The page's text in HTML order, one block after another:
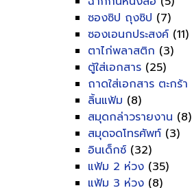
ซองซิป ถุงซิป (7)
ซองเอนกประสงค์ (11)
ตาไก่พลาสติก (3)
ตู้ใส่เอกสาร (25)
ถาดใส่เอกสาร ตะกร้า
ลิ้นแฟ้ม (8)
สมุดกล่าวรายงาน (8)
สมุดจดโทรศัพท์ (3)
อินเด็กซ์ (32)
แฟ้ม 2 ห่วง (35)
แฟ้ม 3 ห่วง (8)